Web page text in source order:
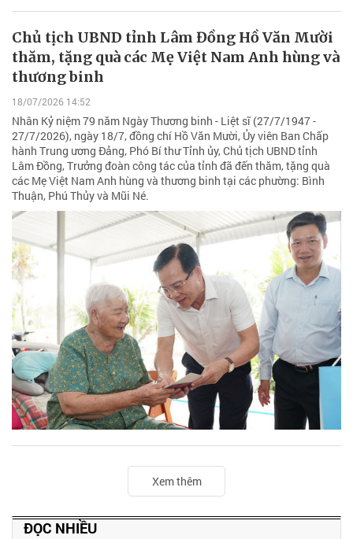
Chủ tịch UBND tỉnh Lâm Đồng Hồ Văn Mười
thăm, tặng quà các Mẹ Việt Nam Anh hùng và
thương binh
18/07/2026 14:52
Nhân Kỷ niệm 79 năm Ngày Thương binh - Liệt sĩ (27/7/1947 -
27/7/2026), ngày 18/7, đồng chí Hồ Văn Mười, Ủy viên Ban Chấp
hành Trung ương Đảng, Phó Bí thư Tỉnh ủy, Chủ tịch UBND tỉnh
Lâm Đồng, Trưởng đoàn công tác của tỉnh đã đến thăm, tặng quà
các Mẹ Việt Nam Anh hùng và thương binh tại các phường: Bình
Thuận, Phú Thủy và Mũi Né.
Xem thêm
ĐỌC NHIỀU